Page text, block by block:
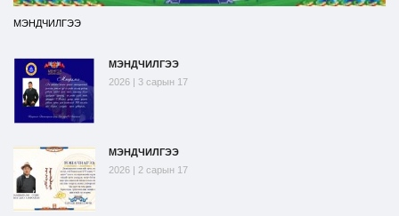
МЭНДЧИЛГЭЭ
МЭНДЧИЛГЭЭ
2026 | 3 сарын 17
МЭНДЧИЛГЭЭ
2026 | 2 сарын 17